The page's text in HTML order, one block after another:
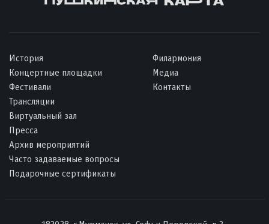
История
Концертные площадки
Фестивали
Трансляции
Виртуальный зал
Пресса
Архив мероприятий
Часто задаваемые вопросы
Подарочные сертификаты
Филармония
Медиа
Контакты